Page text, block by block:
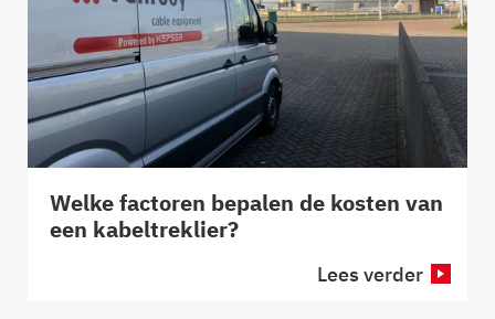
Welke factoren bepalen de kosten van
een kabeltreklier?
Lees verder